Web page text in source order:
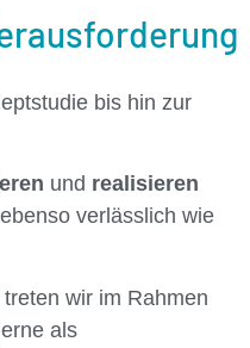
bis hin zur
und realisieren
verlässlich wie
wir im Rahmen
als